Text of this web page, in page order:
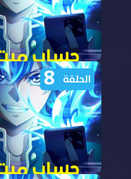
مشاهدة انمي حساب
الحلقة 10 مدبلجة
الحلقة 8